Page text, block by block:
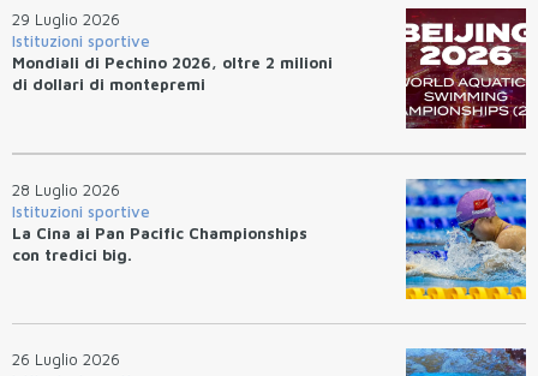
29 Luglio 2026
Istituzioni sportive
Mondiali di Pechino 2026, oltre 2 milioni
di dollari di montepremi
28 Luglio 2026
Istituzioni sportive
La Cina ai Pan Pacific Championships
con tredici big.
26 Luglio 2026